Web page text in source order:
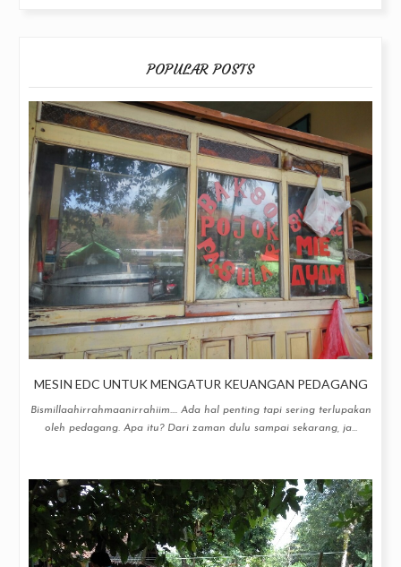
POPULAR POSTS
MESIN EDC UNTUK MENGATUR KEUANGAN PEDAGANG
Bismillaahirrahmaanirrahiim.... Ada hal penting tapi sering terlupakan
oleh pedagang. Apa itu? Dari zaman dulu sampai sekarang, ja...